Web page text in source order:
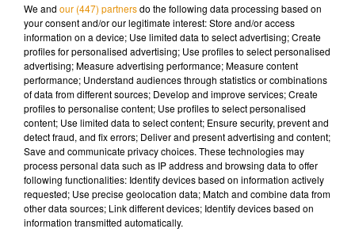
We and our (447) partnersdo the following data processing based on
your consent and/or our legitimate interest: Store and/or access
information on a device; Use limited data to select advertising; Create
profiles for personalised advertising; Use profiles to select personalised
advertising; Measure advertising performance; Measure content
performance; Understand audiences through statistics or combinations
of data from different sources; Develop and improve services; Create
profiles to personalise content; Use profiles to select personalised
content; Use limited data to select content; Ensure security, prevent and
detect fraud, and fix errors; Deliver and present advertising and content;
Save and communicate privacy choices. These technologies may
process personal data such as IP address and browsing data to offer
following functionalities: Identify devices based on information actively
requested; Use precise geolocation data; Match and combine data from
other data sources; Link different devices; Identify devices based on
information transmitted automatically.